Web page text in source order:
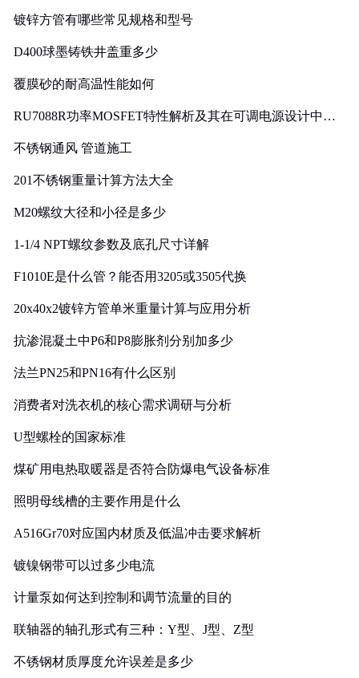
镀锌方管有哪些常见规格和型号
D400球墨铸铁井盖重多少
覆膜砂的耐高温性能如何
RU7088R功率MOSFET特性解析及其在可调电源设计中的
不锈钢通风 管道施工
201不锈钢重量计算方法大全
M20螺纹大径和小径是多少
1-1/4 NPT螺纹参数及底孔尺寸详解
F1010E是什么管？能否用3205或3505代换
20x40x2镀锌方管单米重量计算与应用分析
抗渗混凝土中P6和P8膨胀剂分别加多少
法兰PN25和PN16有什么区别
消费者对洗衣机的核心需求调研与分析
U型螺栓的国家标准
煤矿用电热取暖器是否符合防爆电气设备标准
照明母线槽的主要作用是什么
A516Gr70对应国内材质及低温冲击要求解析
镀镍钢带可以过多少电流
计量泵如何达到控制和调节流量的目的
联轴器的轴孔形式有三种：Y型、J型、Z型
不锈钢材质厚度允许误差是多少